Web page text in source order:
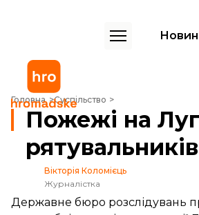
Головна Суспільство
Пожежі на Луганщині: правоохоронці
Пожежі на
рятувальників
Вікторія Коломієць
Журналістка
Державне бюро розслідувань